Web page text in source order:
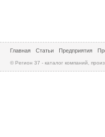
Главная Статьи Предприятия
© Регион 37 - каталог компаний,